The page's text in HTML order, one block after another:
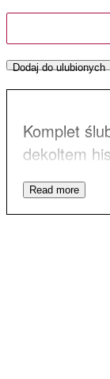
Dodaj do ulubionych
Komplet
dekoltem
Spodnie do
oryginalnym i
uszyte z